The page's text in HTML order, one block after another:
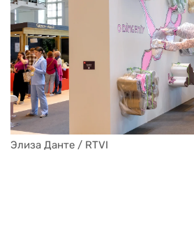
Элиза Данте / RTVI